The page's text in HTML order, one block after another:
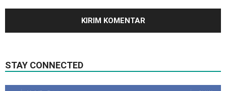
STAY CONNECTED